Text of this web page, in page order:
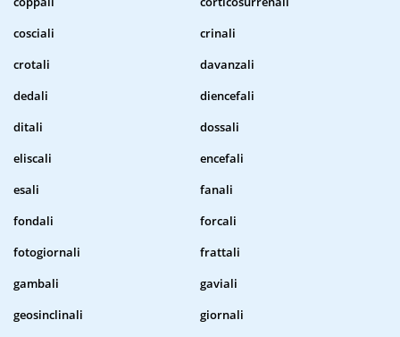
cosciali
crinali
crotali
davanzali
dedali
diencefali
ditali
dossali
eliscali
encefali
esali
fanali
fondali
forcali
fotogiornali
frattali
gambali
gaviali
geosinclinali
giornali